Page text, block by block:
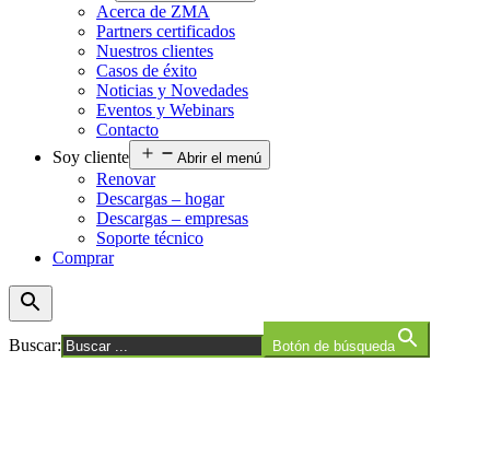
Acerca de ZMA
Partners certificados
Nuestros clientes
Casos de éxito
Noticias y Novedades
Eventos y Webinars
Contacto
Soy cliente
Abrir el menú
Renovar
Descargas – hogar
Descargas – empresas
Soporte técnico
Comprar
Buscar: Botón de búsqueda